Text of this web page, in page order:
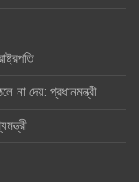
না দেয়: প্রধানমন্ত্রী